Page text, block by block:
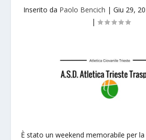
Inserito da Paolo Bencich | Giu 29,
|
È stato un weekend memorabile per la